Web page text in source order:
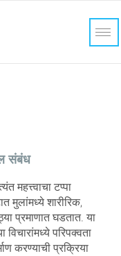
संबंध
महत्त्वाचा टप्पा
मुलांमध्ये शारीरिक,
प्रमाणात घडतात. या
परिपक्वता
करण्याची प्रक्रिया